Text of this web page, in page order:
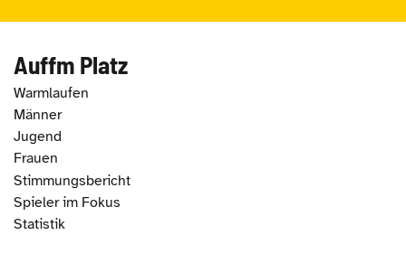
Auffm Platz
Warmlaufen
Männer
Jugend
Frauen
Stimmungsbericht
Spieler im Fokus
Statistik